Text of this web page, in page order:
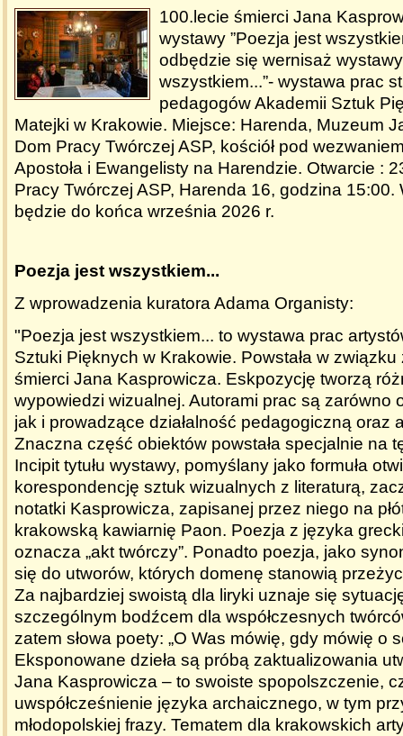
100.lecie śmierci Jana
wystawy ”Poezja jest
odbędzie się wernisaż
wszystkiem...”- wystawa prac
pedagogów Akademii Sztuk
Matejki w Krakowie. Miejsce: Harenda, Muzeum
Dom Pracy Twórczej ASP, kościół pod
Apostoła i Ewangelisty na Harendzie. Otwarcie :
Pracy Twórczej ASP, Harenda 16, godzina
będzie do końca września 2026 r.
Poezja jest wszystkiem...
Z wprowadzenia kuratora Adama Organisty:
"Poezja jest wszystkiem... to wystawa prac
Sztuki Pięknych w Krakowie. Powstała w
śmierci Jana Kasprowicza. Eskpozycję tworzą
wypowiedzi wizualnej. Autorami prac są zarówno
jak i prowadzące działalność pedagogiczną oraz
Znaczna część obiektów powstała specjalnie na
Incipit tytułu wystawy, pomyślany jako formuła
korespondencję sztuk wizualnych z literaturą,
notatki Kasprowicza, zapisanej przez niego na
krakowską kawiarnię Paon. Poezja z języka
oznacza „akt twórczy”. Ponadto poezja, jako
się do utworów, których domenę stanowią
Za najbardziej swoistą dla liryki uznaje się
szczególnym bodźcem dla współczesnych
zatem słowa poety: „O Was mówię, gdy mówię o
Eksponowane dzieła są próbą zaktualizowania
Jana Kasprowicza – to swoiste spopolszczenie,
uwspółcześnienie języka archaicznego, w tym
młodopolskiej frazy. Tematem dla krakowskich